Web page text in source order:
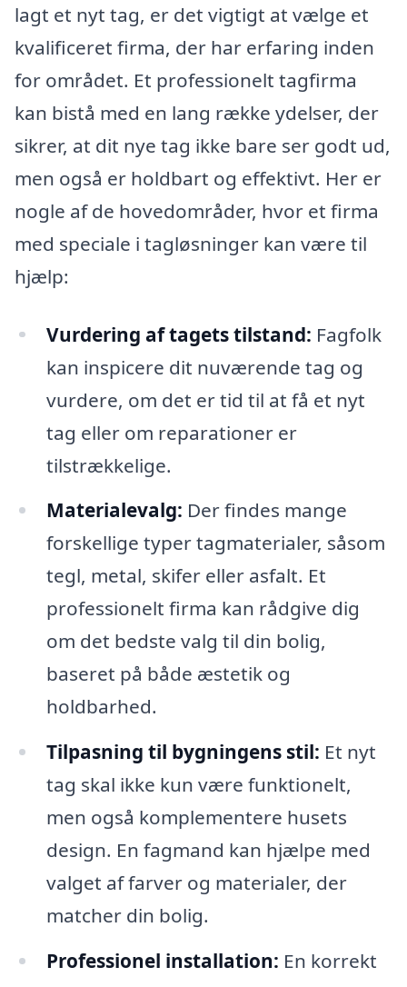
lagt et nyt tag, er det vigtigt at vælge et
kvalificeret firma, der har erfaring inden
for området. Et professionelt tagfirma
kan bistå med en lang række ydelser, der
sikrer, at dit nye tag ikke bare ser godt ud,
men også er holdbart og effektivt. Her er
nogle af de hovedområder, hvor et firma
med speciale i tagløsninger kan være til
hjælp:
Vurdering af tagets tilstand: Fagfolk
kan inspicere dit nuværende tag og
vurdere, om det er tid til at få et nyt
tag eller om reparationer er
tilstrækkelige.
Materialevalg: Der findes mange
forskellige typer tagmaterialer, såsom
tegl, metal, skifer eller asfalt. Et
professionelt firma kan rådgive dig
om det bedste valg til din bolig,
baseret på både æstetik og
holdbarhed.
Tilpasning til bygningens stil: Et nyt
tag skal ikke kun være funktionelt,
men også komplementere husets
design. En fagmand kan hjælpe med
valget af farver og materialer, der
matcher din bolig.
Professionel installation: En korrekt